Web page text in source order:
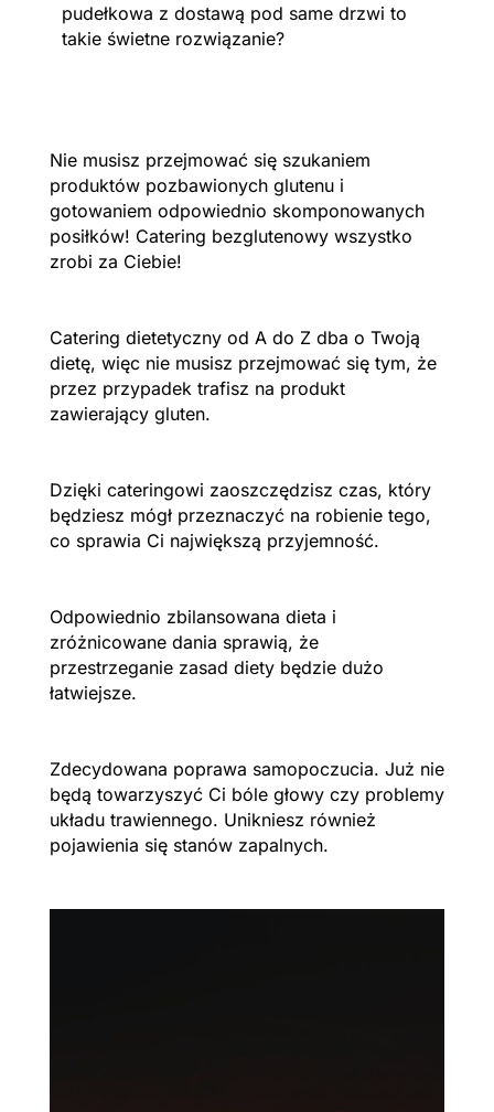
pudełkowa z dostawą pod same drzwi to
takie świetne rozwiązanie?
Nie musisz przejmować się szukaniem
produktów pozbawionych glutenu i
gotowaniem odpowiednio skomponowanych
posiłków! Catering bezglutenowy wszystko
zrobi za Ciebie!
Catering dietetyczny od A do Z dba o Twoją
dietę, więc nie musisz przejmować się tym, że
przez przypadek trafisz na produkt
zawierający gluten.
Dzięki cateringowi zaoszczędzisz czas, który
będziesz mógł przeznaczyć na robienie tego,
co sprawia Ci największą przyjemność.
Odpowiednio zbilansowana dieta i
zróżnicowane dania sprawią, że
przestrzeganie zasad diety będzie dużo
łatwiejsze.
Zdecydowana poprawa samopoczucia. Już nie
będą towarzyszyć Ci bóle głowy czy problemy
układu trawiennego. Unikniesz również
pojawienia się stanów zapalnych.